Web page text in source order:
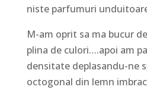
niste parfumuri
M-am oprit sa ma bucur
plina de culori….apoi am
densitate deplasandu-ne
octogonal din lemn